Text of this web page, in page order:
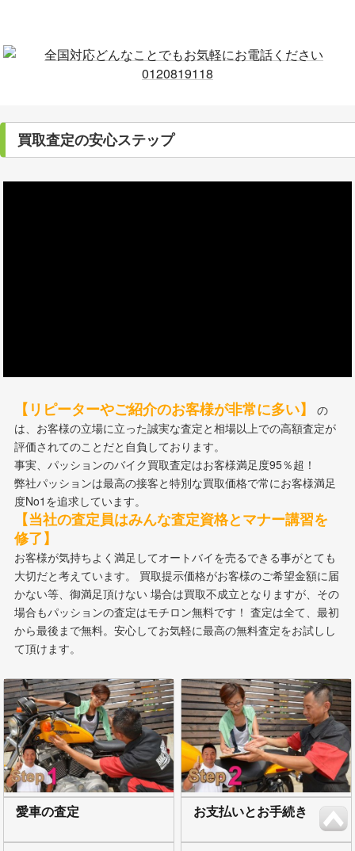
買取査定の安心ステップ
【リピーターやご紹介のお客様が非常に多い】
は、お客様の立場に立った誠実な査定と相場以上での高額査定が
評価されてのことだと自負しております。
事実、パッションのバイク買取査定はお客様満足度95％超！
弊社パッションは最高の接客と特別な買取価格で常にお客様満足
度No1を追求しています。
【当社の査定員はみんな査定資格とマナー講習を
修了】
お客様が気持ちよく満足してオートバイを売るできる事がとても
大切だと考えています。 買取提示価格がお客様のご希望金額に届
かない等、御満足頂けない 場合は買取不成立となりますが、その
場合もパッションの査定はモチロン無料です！ 査定は全て、最初
から最後まで無料。安心してお気軽に最高の無料査定をお試しし
て頂けます。
愛車の査定 お支払いとお手続き